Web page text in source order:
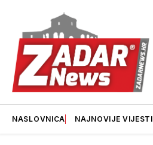
NASLOVNICA NAJNOVIJE VIJESTI